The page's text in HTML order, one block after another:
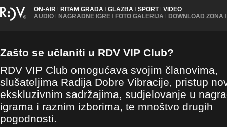
ON-AIR | RITAM GRADA | GLAZBA | SPORT | VIDEO
AUDIO | NAGRADNE IGRE | FOTO GALERIJA | DOWNLOAD ZONA |
Zašto se učlaniti u RDV VIP Club?
RDV VIP Club omogućava svojim članovima,
slušateljima Radija Dobre Vibracije, pristup
ekskluzivnim sadržajima, sudjelovanje u
igrama i raznim izborima, te mnoštvo drugih
pogodnosti.